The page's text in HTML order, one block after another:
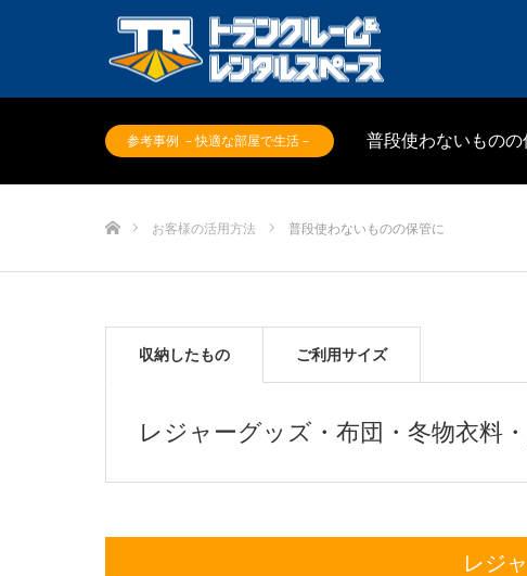
参考事例 －快適な部屋で生活－ 普段使わないものの
お客様の活用方法 普段使わないものの保管に
収納したもの ご利用サイズ
レジャーグッズ・布団・冬物衣料
レジ